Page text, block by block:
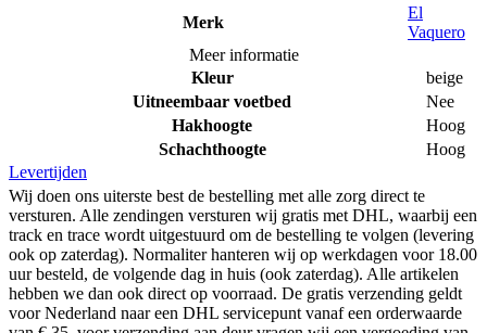
Merk
El
Vaquero
Meer informatie
Kleur
beige
Uitneembaar voetbed
Nee
Hakhoogte
Hoog
Schachthoogte
Hoog
Levertijden
Wij doen ons uiterste best de bestelling met alle zorg direct te
versturen. Alle zendingen versturen wij gratis met DHL, waarbij een
track en trace wordt uitgestuurd om de bestelling te volgen (levering
ook op zaterdag). Normaliter hanteren wij op werkdagen voor 18.00
uur besteld, de volgende dag in huis (ook zaterdag). Alle artikelen
hebben we dan ook direct op voorraad. De gratis verzending geldt
voor Nederland naar een DHL servicepunt vanaf een orderwaarde